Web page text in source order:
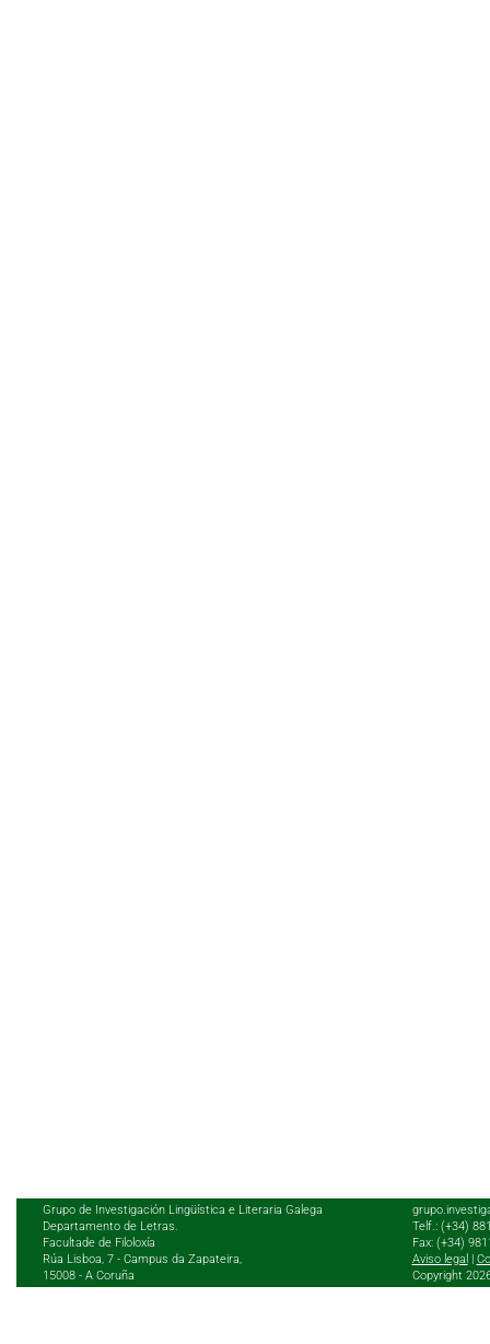
Grupo de Investigación Lingüística e Literaria Galega
Departamento de Letras.
Facultade de Filoloxía
Rúa Lisboa, 7 - Campus da Zapateira,
15008 - A Coruña
Telf.: (+34)
Fax: (+34)
Aviso legal
Copyright